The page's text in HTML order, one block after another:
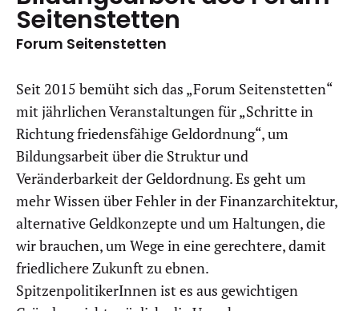
Seitenstetten
Forum Seitenstetten
Seit 2015 bemüht sich das „Forum Seitenstetten“
mit jährlichen Veranstaltungen für „Schritte in
Richtung friedensfähige Geldordnung“, um
Bildungsarbeit über die Struktur und
Veränderbarkeit der Geldordnung. Es geht um
mehr Wissen über Fehler in der Finanzarchitektur,
alternative Geldkonzepte und um Haltungen, die
wir brauchen, um Wege in eine gerechtere, damit
friedlichere Zukunft zu ebnen.
SpitzenpolitikerInnen ist es aus gewichtigen